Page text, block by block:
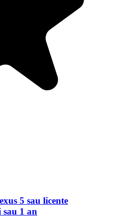
5 sau licente
1 an